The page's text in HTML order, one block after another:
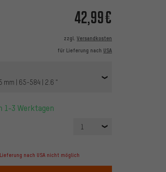
42,99€
zzgl. Versandkosten
für Lieferung nach USA
mm | 65-584 | 2.6 "
1-3 Werktagen
1
Lieferung nach USA nicht möglich